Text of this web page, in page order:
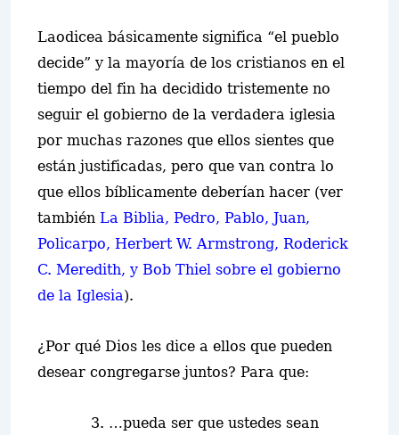
Laodicea básicamente significa “el pueblo
decide” y la mayoría de los cristianos en el
tiempo del fin ha decidido tristemente no
seguir el gobierno de la verdadera iglesia
por muchas razones que ellos sientes que
están justificadas, pero que van contra lo
que ellos bíblicamente deberían hacer (ver
también La Biblia, Pedro, Pablo, Juan,
Policarpo, Herbert W. Armstrong, Roderick
C. Meredith, y Bob Thiel sobre el gobierno
de la Iglesia).
¿Por qué Dios les dice a ellos que pueden
desear congregarse juntos? Para que:
3. …pueda ser que ustedes sean